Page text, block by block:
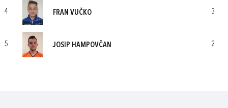
4 FRAN VUČKO 3
5 JOSIP HAMPOVČAN 2